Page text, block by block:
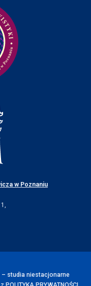
w Poznaniu
– studia niestacjonarne